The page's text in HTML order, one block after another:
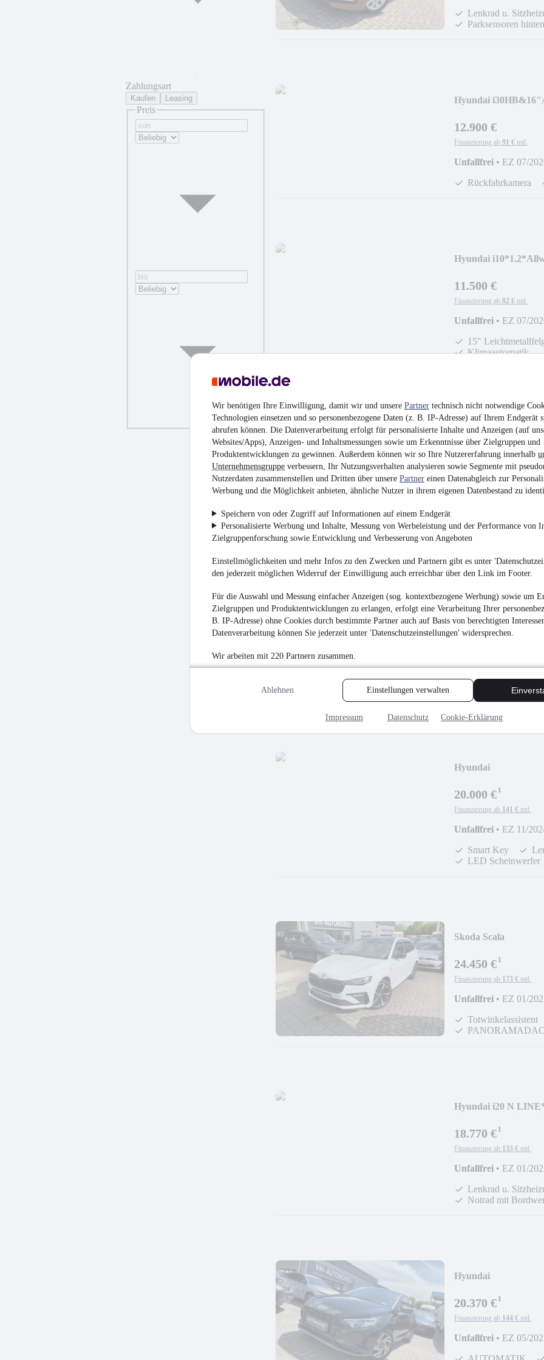
Wir benötigen Ihre Einwilligung, damit wir und unsere Partner technisch nicht notwendige
Technologien einsetzen und so personenbezogene Daten (z. B. IP-Adresse) auf Ihrem Endgerät
abrufen können. Die Datenverarbeitung erfolgt für personalisierte Inhalte und Anzeigen (auf
Websites/Apps), Anzeigen- und Inhaltsmessungen sowie um Erkenntnisse über Zielgruppen und
Produktentwicklungen zu gewinnen. Außerdem können wir so Ihre Nutzererfahrung innerhalb
Unternehmensgruppe verbessern, Ihr Nutzungsverhalten analysieren sowie Segmente mit
Nutzerdaten zusammenstellen und Dritten über unsere Partner einen Datenabgleich zur
Werbung und die Möglichkeit anbieten, ähnliche Nutzer in ihrem eigenen Datenbestand zu
Speichern von oder Zugriff auf Informationen auf einem Endgerät
Personalisierte Werbung und Inhalte, Messung von Werbeleistung und der Performance von
Zielgruppenforschung sowie Entwicklung und Verbesserung von Angeboten
Einstellmöglichkeiten und mehr Infos zu den Zwecken und Partnern gibt es unter
den jederzeit möglichen Widerruf der Einwilligung auch erreichbar über den Link im Footer.
Für die Auswahl und Messung einfacher Anzeigen (sog. kontextbezogene Werbung) sowie um
Zielgruppen und Produktentwicklungen zu erlangen, erfolgt eine Verarbeitung Ihrer
B. IP-Adresse) ohne Cookies durch bestimmte Partner auch auf Basis von berechtigten
Datenverarbeitung können Sie jederzeit unter 'Datenschutzeinstellungen' widersprechen.
Wir arbeiten mit 220 Partnern zusammen.
Ablehnen Einstellungen verwalten
Impressum Datenschutz Cookie-Erklärung
Zahlungsart
Kaufen Leasing
Preis
Lenkrad u.
Parksensoren hinten
Hyundai
12.900 €
Finanzierung ab 91 € mtl.
Unfallfrei • EZ 07/
Rückfahrkamera
Hyundai
11.500 €
Finanzierung ab 82 € mtl.
Unfallfrei • EZ 07/
15"
Klimaautomatik
Skoda
24.970 €
Finanzierung ab 176 € mtl.
Unfallfrei•EZ 01/
Elektrische
Kia ProCeed DCT
26.970 €¹
Finanzierung ab
Abstandstempomat
Hyundai
vo&hi&Shz
20.000 €¹
Finanzierung ab 141 € mtl.
Unfallfrei • EZ 11/
Smart Key
LED Scheinwerfer
Skoda Scala
W
24.450 €¹
Finanzierung ab 173 € mtl.
Unfallfrei • EZ 01/
Totwinkelassistent
Hyundai i20 N
18.770 €¹
Finanzierung ab 133 € mtl.
Unfallfrei • EZ 01/
Lenkrad u.
Notrad mit
Hyundai
eiz
20.370 €¹
Finanzierung ab 144 € mtl.
Unfallfrei • EZ 05/